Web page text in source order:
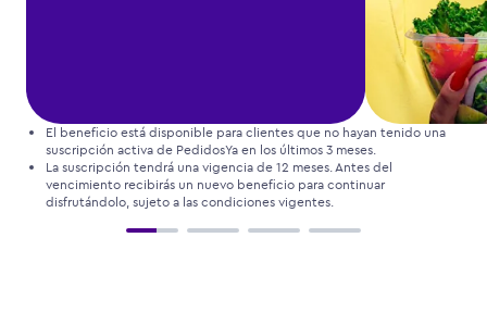
El beneficio está disponible para clientes que no hayan tenido una
suscripción activa de PedidosYa en los últimos 3 meses.
La suscripción tendrá una vigencia de 12 meses. Antes del
vencimiento recibirás un nuevo beneficio para continuar
disfrutándolo, sujeto a las condiciones vigentes.